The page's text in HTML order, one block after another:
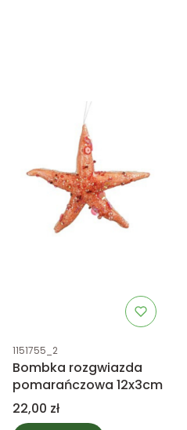
Kod produktu
1151755_2
Bombka rozgwiazda
pomarańczowa 12x3cm
Cena
22,00 zł